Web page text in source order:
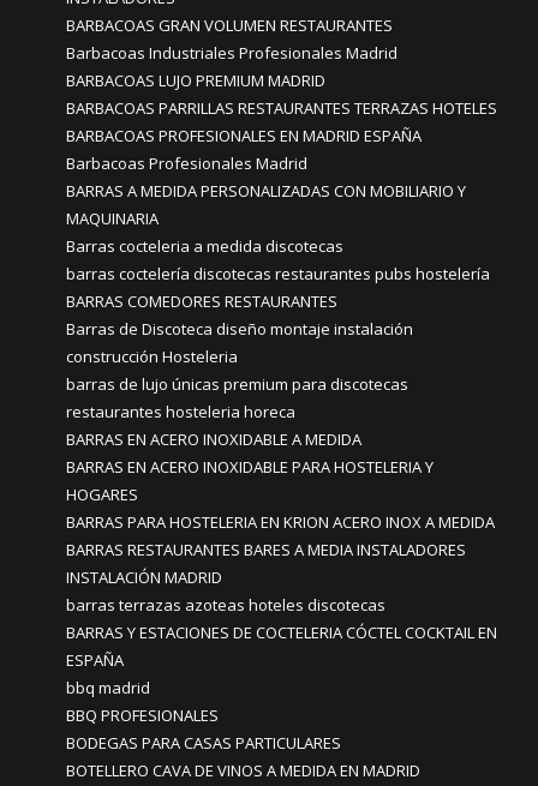
BARBACOAS GRAN VOLUMEN RESTAURANTES
Barbacoas Industriales Profesionales Madrid
BARBACOAS LUJO PREMIUM MADRID
BARBACOAS PARRILLAS RESTAURANTES TERRAZAS HOTELES
BARBACOAS PROFESIONALES EN MADRID ESPAÑA
Barbacoas Profesionales Madrid
BARRAS A MEDIDA PERSONALIZADAS CON MOBILIARIO Y
MAQUINARIA
Barras cocteleria a medida discotecas
barras coctelería discotecas restaurantes pubs hostelería
BARRAS COMEDORES RESTAURANTES
Barras de Discoteca diseño montaje instalación
construcción Hosteleria
barras de lujo únicas premium para discotecas
restaurantes hosteleria horeca
BARRAS EN ACERO INOXIDABLE A MEDIDA
BARRAS EN ACERO INOXIDABLE PARA HOSTELERIA Y
HOGARES
BARRAS PARA HOSTELERIA EN KRION ACERO INOX A MEDIDA
BARRAS RESTAURANTES BARES A MEDIA INSTALADORES
INSTALACIÓN MADRID
barras terrazas azoteas hoteles discotecas
BARRAS Y ESTACIONES DE COCTELERIA CÓCTEL COCKTAIL EN
ESPAÑA
bbq madrid
BBQ PROFESIONALES
BODEGAS PARA CASAS PARTICULARES
BOTELLERO CAVA DE VINOS A MEDIDA EN MADRID